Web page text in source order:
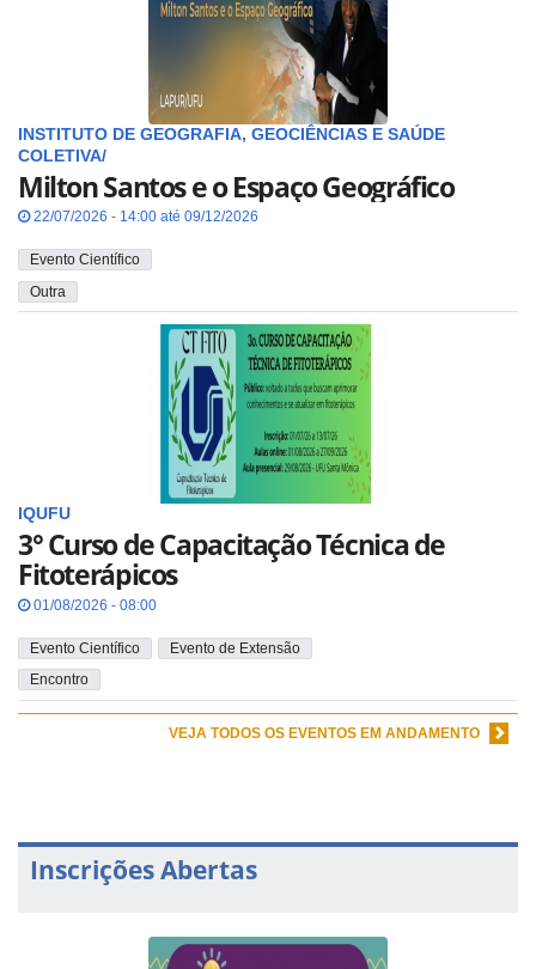
INSTITUTO DE GEOGRAFIA, GEOCIÊNCIAS E SAÚDE
COLETIVA/
Milton Santos e o Espaço Geográfico
22/07/2026 - 14:00 até 09/12/2026
Evento Científico
Outra
IQUFU
3° Curso de Capacitação Técnica de
Fitoterápicos
01/08/2026 - 08:00
Evento Científico
Evento de Extensão
Encontro
VEJA TODOS OS EVENTOS EM ANDAMENTO
Inscrições Abertas